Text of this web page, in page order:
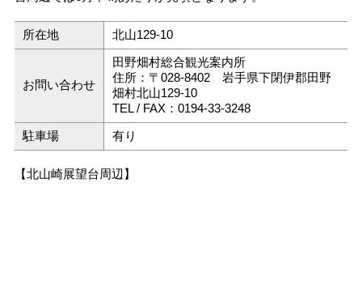
所在地 北山129-10
お問い合わせ
田野畑村総合観光案内所
住所：〒028-8402 岩手県下閉伊郡田野
畑村北山129-10
TEL / FAX：0194-33-3248
駐車場 有り
【北山崎展望台周辺】